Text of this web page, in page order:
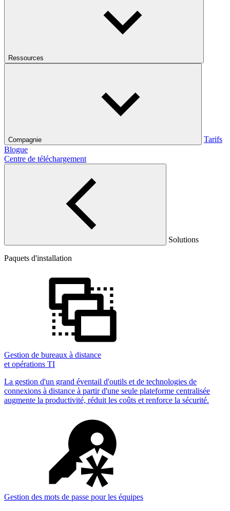
Ressources
Compagnie
Tarifs
Blogue
Centre de téléchargement
Solutions
Paquets d'installation
Gestion de bureaux à distance
et opérations TI
La gestion d'un grand éventail d'outils et de technologies de
connexions à distance à partir d'une seule plateforme centralisée
augmente la productivité, réduit les coûts et renforce la sécurité.
Gestion des mots de passe pour les équipes